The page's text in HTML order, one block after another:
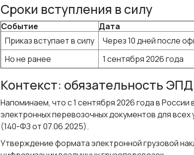
Сроки вступления в силу
Событие
Дата
Приказ вступает в силу
Через 10 дней после
Но не ранее
1 сентября 2026 года
Контекст: обязательность
Напоминаем, что с 1 сентября 2026 года в
электронных перевозочных документов для
(140-ФЗ от 07.06.2025).
Утверждение формата электронной грузовой